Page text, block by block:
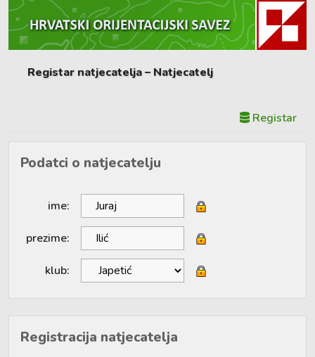
Registar natjecatelja – Natjecatelj
Registar
Podatci o natjecatelju
ime:
prezime:
klub:
Registracija natjecatelja